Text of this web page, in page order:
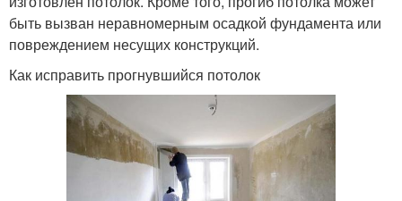
быть вызван неравномерным осадкой фундамента или
повреждением несущих конструкций.
Как исправить прогнувшийся потолок